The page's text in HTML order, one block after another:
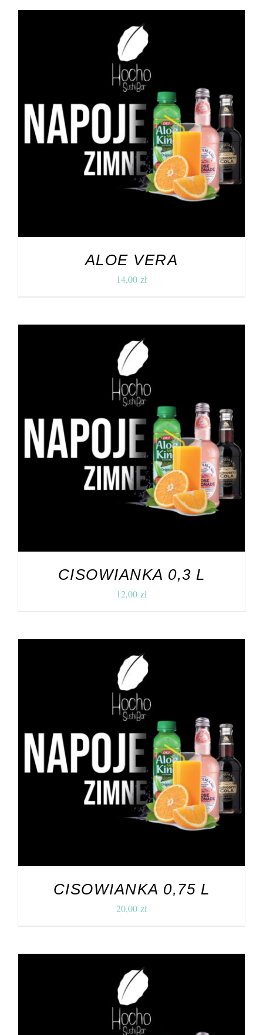
DODAJ DO KOSZYKA SZCZEGÓŁY
ALOE VERA
14,00 zł
DODAJ DO KOSZYKA SZCZEGÓŁY
CISOWIANKA 0,3 L
12,00 zł
DODAJ DO KOSZYKA SZCZEGÓŁY
CISOWIANKA 0,75 L
20,00 zł